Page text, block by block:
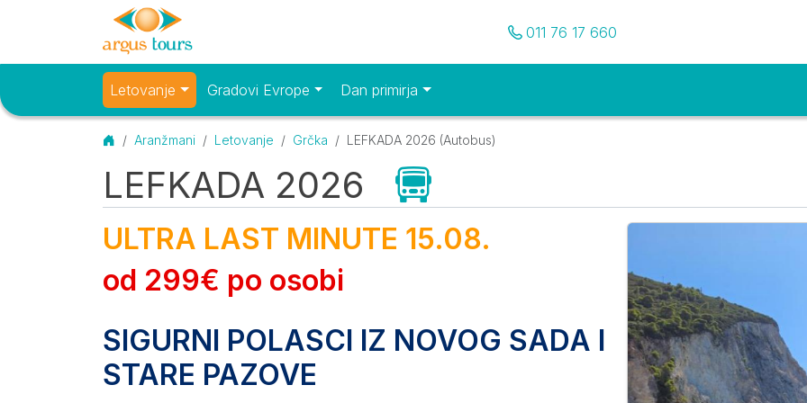
Pozovite nas
011 76 17 660
Osnovni meniLetovanje Gradovi Evrope Dan primirja
Početna
Aranžmani Letovanje Grčka LEFKADA 2026 (Autobus)
LEFKADA 2026 (Autobus)
O destinaciji Galerija
Opis
ULTRA LAST MINUTE 15.08.
od 299€ po osobi
SIGURNI POLASCI IZ NOVOG SADA I
STARE PAZOVE